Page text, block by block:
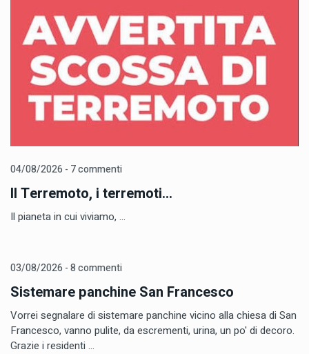
04/08/2026 - 7 commenti
Il Terremoto, i terremoti...
Il pianeta in cui viviamo, ...
03/08/2026 - 8 commenti
Sistemare panchine San Francesco
Vorrei segnalare di sistemare panchine vicino alla chiesa di San
Francesco, vanno pulite, da escrementi, urina, un po' di decoro.
Grazie i residenti ...